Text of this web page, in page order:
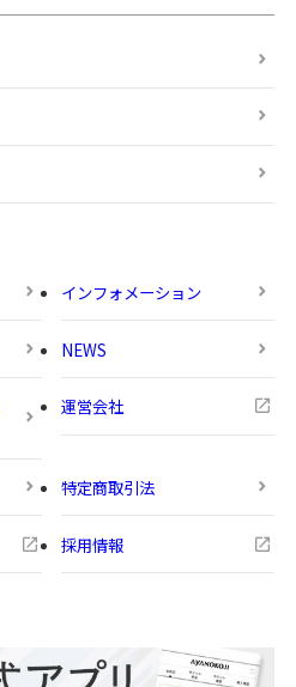
インフォメーション
NEWS
運営会社
特定商取引法
採用情報